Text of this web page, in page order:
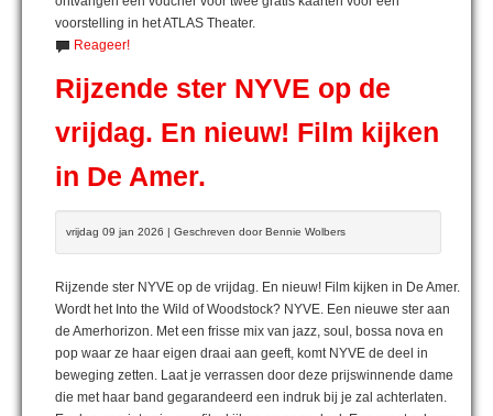
voorstelling in het ATLAS Theater.
Reageer!
Rijzende ster NYVE op de
vrijdag. En nieuw! Film kijken
in De Amer.
vrijdag 09 jan 2026 | Geschreven door Bennie Wolbers
Rijzende ster NYVE op de vrijdag. En nieuw! Film kijken in De Amer.
Wordt het Into the Wild of Woodstock? NYVE. Een nieuwe ster aan
de Amerhorizon. Met een frisse mix van jazz, soul, bossa nova en
pop waar ze haar eigen draai aan geeft, komt NYVE de deel in
beweging zetten. Laat je verrassen door deze prijswinnende dame
die met haar band gegarandeerd een indruk bij je zal achterlaten.